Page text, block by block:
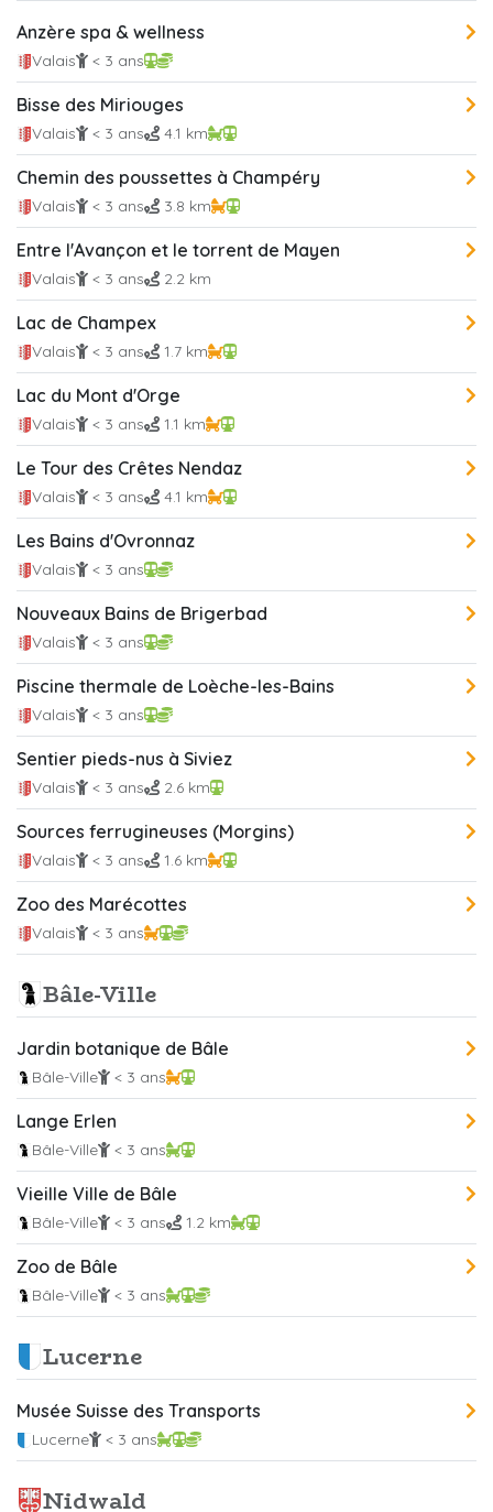
Anzère spa & wellness
Valais < 3 ans
Bisse des Miriouges
Valais < 3 ans 4.1 km
Chemin des poussettes à Champéry
Valais < 3 ans 3.8 km
Entre l'Avançon et le torrent de Mayen
Valais < 3 ans 2.2 km
Lac de Champex
Valais < 3 ans 1.7 km
Lac du Mont d'Orge
Valais < 3 ans 1.1 km
Le Tour des Crêtes Nendaz
Valais < 3 ans 4.1 km
Les Bains d'Ovronnaz
Valais < 3 ans
Nouveaux Bains de Brigerbad
Valais < 3 ans
Piscine thermale de Loèche-les-Bains
Valais < 3 ans
Sentier pieds-nus à Siviez
Valais < 3 ans 2.6 km
Sources ferrugineuses (Morgins)
Valais < 3 ans 1.6 km
Zoo des Marécottes
Valais < 3 ans
Bâle-Ville
Jardin botanique de Bâle
Bâle-Ville < 3 ans
Lange Erlen
Bâle-Ville < 3 ans
Vieille Ville de Bâle
Bâle-Ville < 3 ans 1.2 km
Zoo de Bâle
Bâle-Ville < 3 ans
Lucerne
Musée Suisse des Transports
Lucerne < 3 ans
Nidwald